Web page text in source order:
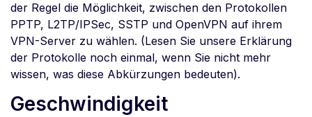
der Regel die Möglichkeit, zwischen den Protokollen
PPTP, L2TP/IPSec, SSTP und OpenVPN auf ihrem
VPN-Server zu wählen. (Lesen Sie unsere Erklärung
der Protokolle noch einmal, wenn Sie nicht mehr
wissen, was diese Abkürzungen bedeuten).
Geschwindigkeit